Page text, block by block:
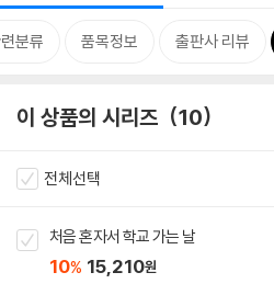
분류 품목정보 출판사 리뷰
이 상품의 시리즈 10
전체선택
처음 혼자서 학교 가는 날
10% 15,210원